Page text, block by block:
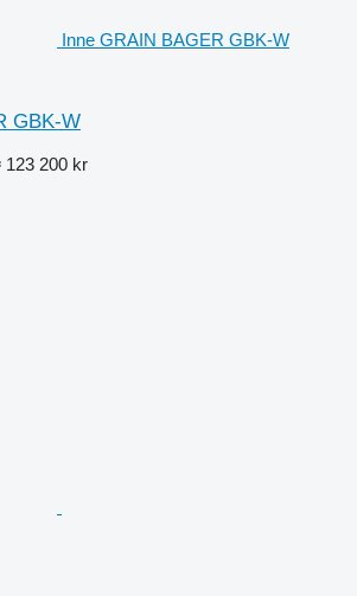
Inne GRAIN BAGER GBK-W
GBK-W
123 200 kr